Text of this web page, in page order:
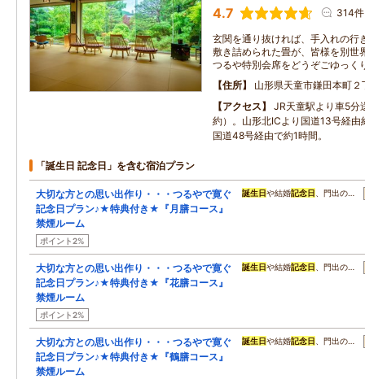
4.7 314件
玄関を通り抜ければ、手入れの行
敷き詰められた畳が、皆様を別世
つるや特別会席をどうぞごゆっく
住所
山形県天童市鎌田本町
アクセス
JR天童駅より車5分
約）。山形北ICより国道13号経由
国道48号経由で約1時間。
「誕生日 記念日」を含む宿泊プラン
大切な方との思い出作り・・・つるやで寛ぐ
記念日プラン♪★特典付き★『月膳コース』
禁煙ルーム
ポイント2%
誕生日や結婚記念日 、門出の…
大切な方との思い出作り・・・つるやで寛ぐ
記念日プラン♪★特典付き★『花膳コース』
禁煙ルーム
ポイント2%
誕生日や結婚記念日 、門出の…
大切な方との思い出作り・・・つるやで寛ぐ
記念日プラン♪★特典付き★『鶴膳コース』
禁煙ルーム
誕生日や結婚記念日 、門出の…